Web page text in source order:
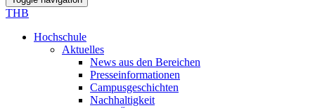
THB
Hochschule
Aktuelles
News aus den Bereichen
Presseinformationen
Campusgeschichten
Nachhaltigkeit